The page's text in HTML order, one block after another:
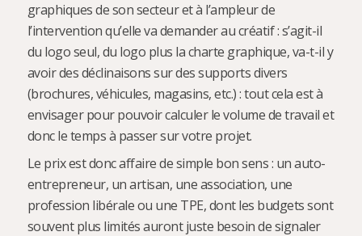
graphiques de son secteur et à l’ampleur de
l’intervention qu’elle va demander au créatif : s’agit-il
du logo seul, du logo plus la charte graphique, va-t-il y
avoir des déclinaisons sur des supports divers
(brochures, véhicules, magasins, etc.) : tout cela est à
envisager pour pouvoir calculer le volume de travail et
donc le temps à passer sur votre projet.
Le prix est donc affaire de simple bon sens : un auto-
entrepreneur, un artisan, une association, une
profession libérale ou une TPE, dont les budgets sont
souvent plus limités auront juste besoin de signaler